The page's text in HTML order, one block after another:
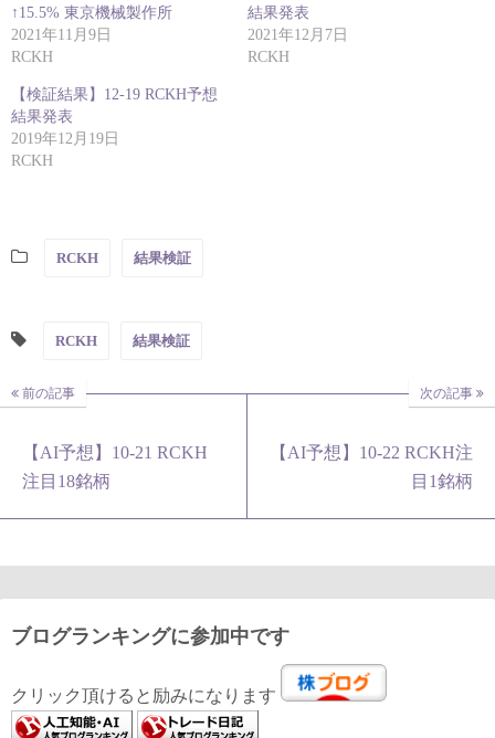
↑15.5% 東京機械製作所
2021年11月9日
RCKH
結果発表
2021年12月7日
RCKH
【検証結果】12-19 RCKH予想
結果発表
2019年12月19日
RCKH
RCKH 結果検証
RCKH 結果検証
前の記事
【AI予想】10-21 RCKH
注目18銘柄
次の記事
【AI予想】10-22 RCKH注
目1銘柄
ブログランキングに参加中です
クリック頂けると励みになります